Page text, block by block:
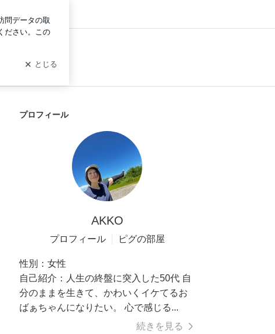
プロフィール
AKKO
プロフィール ピグの部屋
性別： 女性
自己紹介：
人生の終盤に突入した50代 自
分のままを生きて、かわいくイケてるお
ばぁちゃんになりたい。 心で感じる...
続きを見る